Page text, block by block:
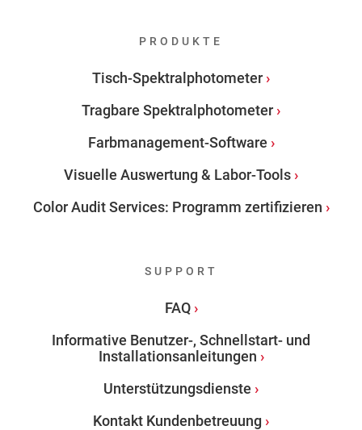
PRODUKTE
Tisch-Spektralphotometer
Tragbare Spektralphotometer
Farbmanagement-Software
Visuelle Auswertung & Labor-Tools
Color Audit Services: Programm zertifizieren
SUPPORT
FAQ
Informative Benutzer-, Schnellstart- und
Installationsanleitungen
Unterstützungsdienste
Kontakt Kundenbetreuung